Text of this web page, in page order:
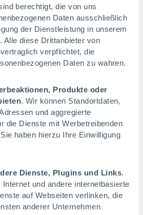
berechtigt, die von uns
Daten ausschließlich
der Dienstleistung in unserem
Alle diese Drittanbieter von
verpflichtet, die
Daten zu wahren.
Produkte oder
. Wir können Standortdaten,
und aggregierte
die Dienste mit Werbetreibenden
haben hierzu Ihre Einwilligung
Dienste, Plugins und Links.
und andere internetbasierte
auf Webseiten verlinken, die
anderer Unternehmen